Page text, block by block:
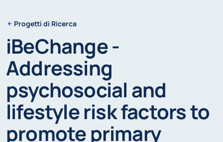
Progetti di Ricerca
iBeChange -
Addressing
psychosocial and
lifestyle risk factors to
promote primary